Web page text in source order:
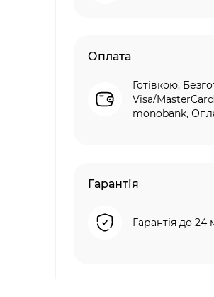
Оплата
Готівкою,
Visa/
monobank,
Гарантія
Гарантія до 24